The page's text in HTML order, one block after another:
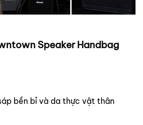
Speaker Handbag
bền bỉ và da thực vật thân